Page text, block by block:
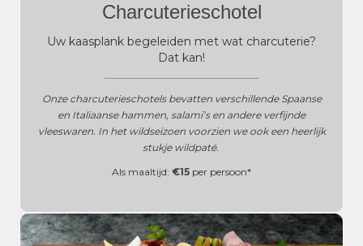
Charcuterieschotel
Uw kaasplank begeleiden met wat charcuterie?
Dat kan!
Onze charcuterieschotels bevatten verschillende Spaanse
en Italiaanse hammen, salami’s en andere verfijnde
vleeswaren. In het wildseizoen voorzien we ook een heerlijk
stukje wildpaté.
Als maaltijd: €15 per persoon*